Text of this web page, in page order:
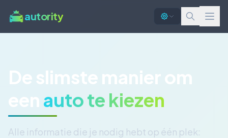
autority
De slimste manier om
een auto te kiezen
Alle informatie die je nodig hebt op één plek: